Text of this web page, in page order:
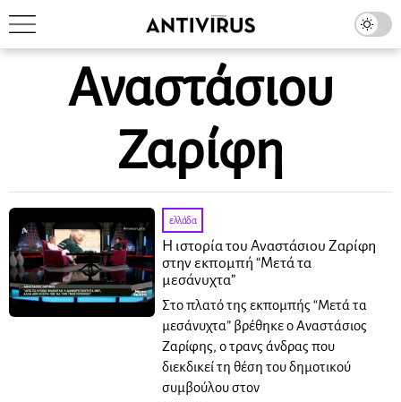
Αναστάσιου
Ζαρίφη
ελλάδα
Η ιστορία του Αναστάσιου Ζαρίφη
στην εκπομπή “Μετά τα
μεσάνυχτα”
Στο πλατό της εκπομπής “Μετά τα
μεσάνυχτα” βρέθηκε ο Αναστάσιος
Ζαρίφης, o τρανς άνδρας που
διεκδικεί τη θέση του δημοτικού
συμβούλου στον